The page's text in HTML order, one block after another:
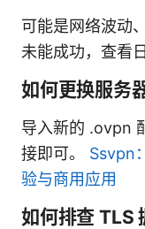
可能是网络波动
未能成功，查看
如何更换服务
导入新的 .ovpn
接即可。 Ssvpn
验与商用应用
如何排查 TLS